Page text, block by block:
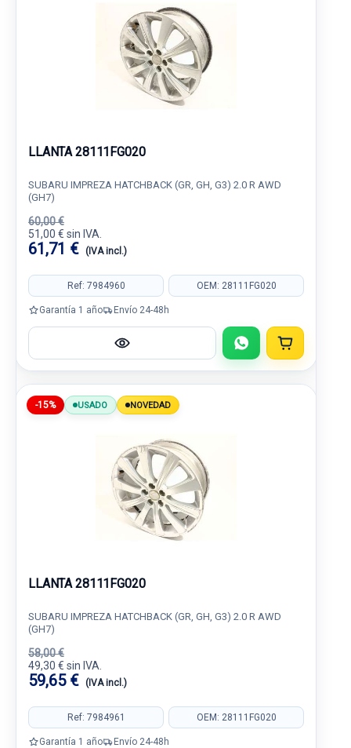
LLANTA 28111FG020
SUBARU IMPREZA HATCHBACK (GR, GH, G3) 2.0 R AWD
(GH7)
60,00 €
51,00 € sin IVA.
61,71 € (IVA incl.)
Ref: 7984960 OEM: 28111FG020
Garantía 1 año Envío 24-48h
-15% USADO NOVEDAD
LLANTA 28111FG020
SUBARU IMPREZA HATCHBACK (GR, GH, G3) 2.0 R AWD
(GH7)
58,00 €
49,30 € sin IVA.
59,65 € (IVA incl.)
Ref: 7984961 OEM: 28111FG020
Garantía 1 año Envío 24-48h